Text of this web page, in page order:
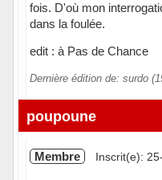
fois. D'où mon
dans la foulée.
edit : à Pas de Chance
Dernière édition de: surdo
Hors ligne
poupoune
Membre Inscrit(e):